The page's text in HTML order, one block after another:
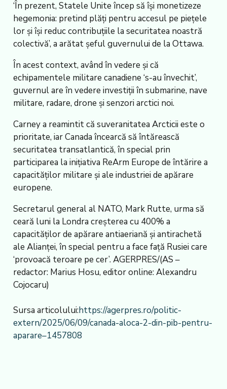
‘În prezent, Statele Unite încep să își monetizeze
hegemonia: pretind plăți pentru accesul pe piețele
lor și își reduc contribuțiile la securitatea noastră
colectivă’, a arătat șeful guvernului de la Ottawa.
În acest context, având în vedere și că
echipamentele militare canadiene ‘s-au învechit’,
guvernul are în vedere investiții în submarine, nave
militare, radare, drone și senzori arctici noi.
Carney a reamintit că suveranitatea Arcticii este o
prioritate, iar Canada încearcă să întărească
securitatea transatlantică, în special prin
participarea la inițiativa ReArm Europe de întărire a
capacităților militare și ale industriei de apărare
europene.
Secretarul general al NATO, Mark Rutte, urma să
ceară luni la Londra creșterea cu 400% a
capacităților de apărare antiaeriană și antirachetă
ale Alianței, în special pentru a face față Rusiei care
‘provoacă teroare pe cer’. AGERPRES/(AS –
redactor: Marius Hosu, editor online: Alexandru
Cojocaru)
Sursa articolului:https://agerpres.ro/politic-
extern/2025/06/09/canada-aloca-2-din-pib-pentru-
aparare–1457808